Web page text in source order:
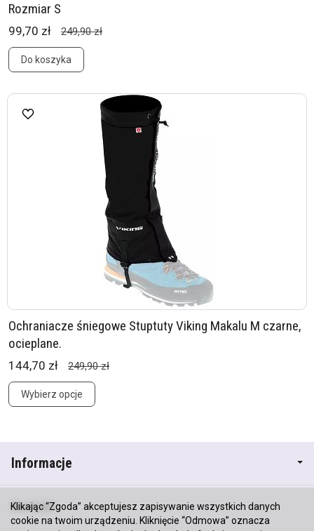
Rozmiar S
99,70 zł 249,90 zł
Do koszyka
Ochraniacze śniegowe Stuptuty Viking Makalu M czarne,
ocieplane.
144,70 zł 249,90 zł
Wybierz opcje
Informacje
Kontakt
Klikając “Zgoda” akceptujesz zapisywanie wszystkich danych
cookie na twoim urządzeniu. Kliknięcie “Odmowa” oznacza